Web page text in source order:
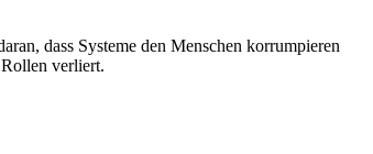
dass Systeme den Menschen korrumpieren
verliert.